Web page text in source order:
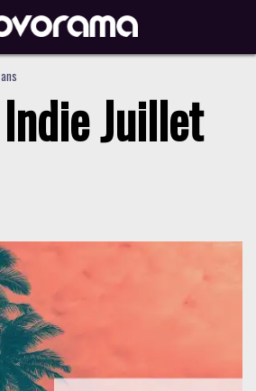
Juillet